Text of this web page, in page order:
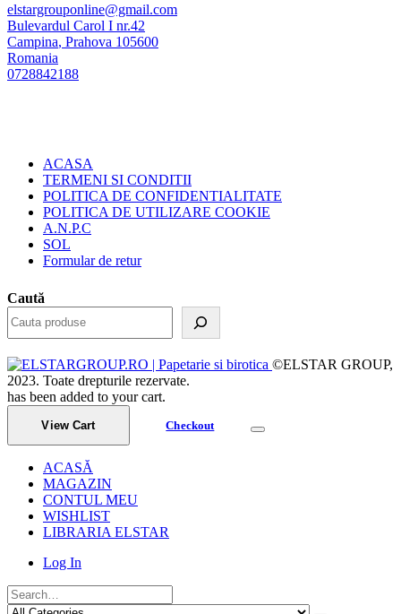
elstargrouponline@gmail.com
Bulevardul Carol I nr.42
Campina, Prahova 105600
Romania
0728842188
ACASA
TERMENI SI CONDITII
POLITICA DE CONFIDENTIALITATE
POLITICA DE UTILIZARE COOKIE
A.N.P.C
SOL
Formular de retur
Caută
©ELSTAR GROUP,
2023. Toate drepturile rezervate.
has been added to your cart.
View Cart Checkout
ACASĂ
MAGAZIN
CONTUL MEU
WISHLIST
LIBRARIA ELSTAR
Log In